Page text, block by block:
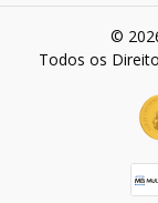
©
Todos os